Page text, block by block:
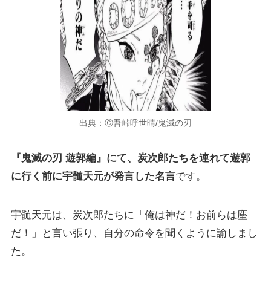
出典：Ⓒ吾峠呼世晴/鬼滅の刃
『鬼滅の刃 遊郭編』にて、炭次郎たちを連れて遊郭
に行く前に宇髄天元が発言した名言です。
宇髄天元は、炭次郎たちに「俺は神だ！お前らは塵
だ！」と言い張り、自分の命令を聞くように諭しまし
た。